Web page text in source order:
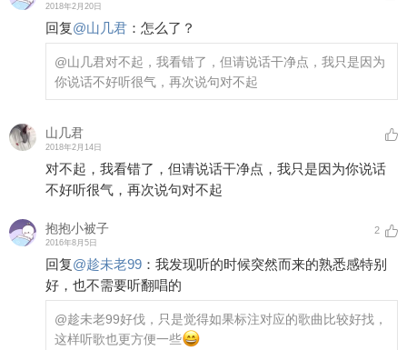
2018年2月20日
回复@山几君 ： 怎么了？
@山几君对不起，我看错了，但请说话干净点，我只是因为
你说话不好听很气，再次说句对不起
山几君
2018年2月14日
对不起，我看错了，但请说话干净点，我只是因为你说话
不好听很气，再次说句对不起
抱抱小被子
2016年8月5日
2
回复@趁未老99 ： 我发现听的时候突然而来的熟悉感特别
好，也不需要听翻唱的
@趁未老99好伐，只是觉得如果标注对应的歌曲比较好找，
这样听歌也更方便一些